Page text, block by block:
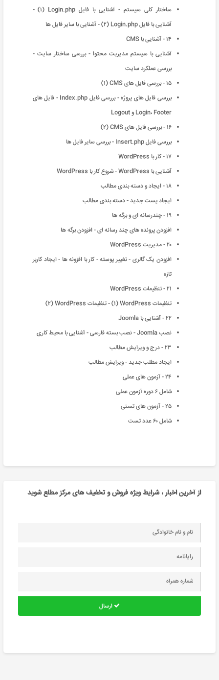
ساختار کلی سیستم - آشنایی با فایل Login.php (١) -
آشنایی با فایل Login.php (٢) - آشنایی با سایر فایل ها
١۴ - آشنایی با CMS
آشنایی با سیستم مدیریت محتوا - بررسی ساختار سایت -
بررسی عملکرد سایت
١۵ - بررسی فایل های CMS (١)
بررسی فایل های پروژه - بررسی فایل Index.php - فایل های
Login، Footer و Logout
١۶ - بررسی فایل های CMS (٢)
بررسی فایل Insert.php - بررسی سایر فایل ها
١٧ - کار با WordPress
آشنایی با WordPress - شروع کار با WordPress
١٨ - ایجاد و دسته بندی مطالب
ایجاد پست جدید - دسته بندی مطالب
١٩ - چندرسانه ای و برگه ها
افزودن پرونده های چند رسانه ای - افزودن برگه ها
٢٠ - مدیریت WordPress
افزودن یک گالری - تغییر پوسته - کار با افزونه ها - ایجاد کاربر
تازه
٢١ - تنظیمات WordPress
تنظیمات WordPress (١) - تنظیمات WordPress (٢)
٢٢ - آشنایی با Joomla
نصب Joomla - نصب بسته فارسی - آشنایی با محیط کاری
٢٣ - درج و ویرایش مطالب
ایجاد مطلب جدید - ویرایش مطالب
٢۴ - آزمون های عملی
شامل ۶ دوره آزمون عملی
٢۵ - آزمون های تستی
شامل ۶٠ عدد تست
از آخرین اخبار ، شرایط ویژه فروش و تخفیف های مرکز مطلع شوید
ارسال